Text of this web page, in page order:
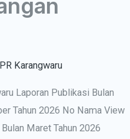
Karangwaru
Laporan Publikasi Bulan
Tahun 2026 No Nama View
Maret Tahun 2026